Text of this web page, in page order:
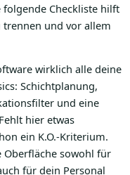
Checkliste hilft
trennen und vor allem
wirklich alle deine
Schichtplanung,
und eine
hier etwas
ein K.O.-Kriterium.
Oberfläche sowohl für
für dein Personal